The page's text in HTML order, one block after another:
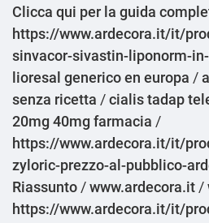
Clicca qui per la guida
https://www.ardecora.it/it/
sinvacor-sivastin-liponorm-
lioresal generico en europa /
senza ricetta /cialis tadap
20mg 40mg farmacia /
https://www.ardecora.it/it/
zyloric-prezzo-al-pubblico-
Riassunto /www.ardecora.it /
https://www.ardecora.it/it/